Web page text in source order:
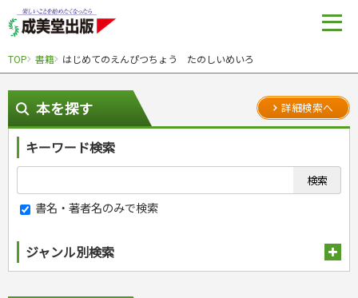
TOP 書籍 はじめてのえんぴつちょう たのしいめいろ
本を探す 詳細検索へ
キーワード検索
書名・著者名のみで検索
ジャンル別検索